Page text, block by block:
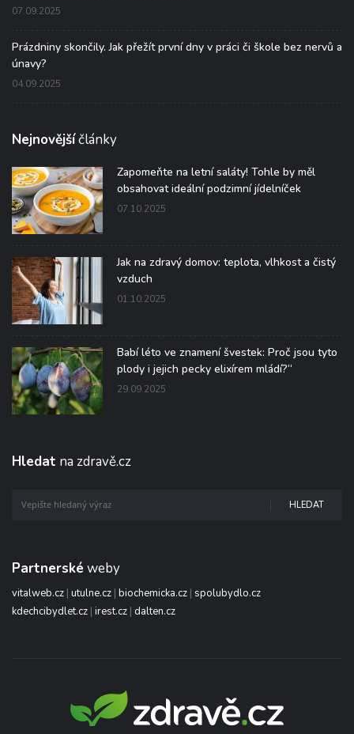
07.09.2025
Prázdniny skončily. Jak přežít první dny v práci či škole bez nervů a
únavy?
04.09.2025
Nejnovějšíčlánky
Zapomeňte na letní saláty! Tohle by měl
obsahovat ideální podzimní jídelníček
07.10.2025
Jak na zdravý domov: teplota, vlhkost a čistý
vzduch
01.10.2025
Babí léto ve znamení švestek: Proč jsou tyto
plody i jejich pecky elixírem mládí?“
29.09.2025
Hledat na zdravě.cz
HLEDAT
Partnerské weby
vitalweb.cz | utulne.cz | biochemicka.cz | spolubydlo.cz
kdechcibydlet.cz | irest.cz | dalten.cz